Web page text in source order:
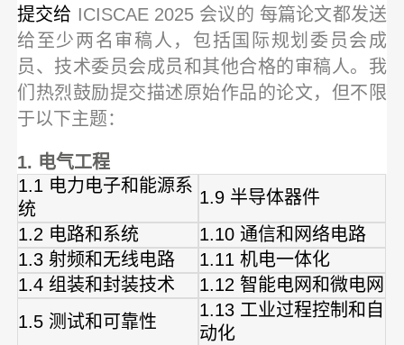
提交给 ICISCAE 2025 会议的 每篇论文都发送
给至少两名审稿人，包括国际规划委员会成
员、技术委员会成员和其他合格的审稿人。我
们热烈鼓励提交描述原始作品的论文，但不限
于以下主题：
1. 电气工程
1.1 电力电子和能源系
统
1.9 半导体器件
1.2 电路和系统
1.10 通信和网络电路
1.3 射频和无线电路
1.11 机电一体化
1.4 组装和封装技术
1.12 智能电网和微电网
1.5 测试和可靠性
1.13 工业过程控制和自
动化